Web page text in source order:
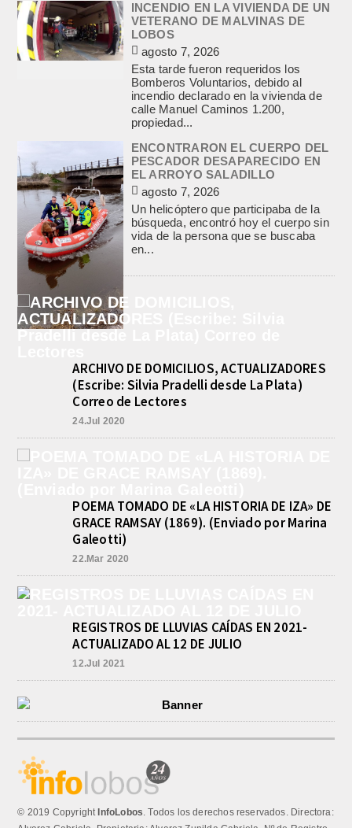
INCENDIO EN LA VIVIENDA DE UN
VETERANO DE MALVINAS DE
LOBOS
agosto 7, 2026
Esta tarde fueron requeridos los
Bomberos Voluntarios, debido al
incendio declarado en la vivienda de
calle Manuel Caminos 1.200,
propiedad...
ENCONTRARON EL CUERPO DEL
PESCADOR DESAPARECIDO EN
EL ARROYO SALADILLO
agosto 7, 2026
Un helicóptero que participaba de la
búsqueda, encontró hoy el cuerpo sin
vida de la persona que se buscaba
en...
ARCHIVO DE DOMICILIOS, ACTUALIZADORES
(Escribe: Silvia Pradelli desde La Plata)
Correo de Lectores
24.Jul 2020
POEMA TOMADO DE «LA HISTORIA DE IZA» DE
GRACE RAMSAY (1869). (Enviado por Marina
Galeotti)
22.Mar 2020
REGISTROS DE LLUVIAS CAÍDAS EN 2021-
ACTUALIZADO AL 12 DE JULIO
12.Jul 2021
© 2019 Copyright InfoLobos. Todos los derechos reservados. Directora: